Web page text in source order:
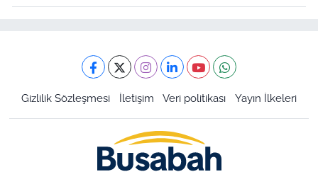
Gizlilik Sözleşmesi İletişim Veri politikası Yayın İlkeleri